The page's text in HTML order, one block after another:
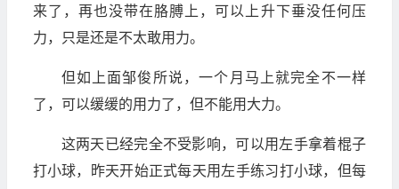
来了，再也没带在胳膊上，可以上升下垂没任何压
力，只是还是不太敢用力。
但如上面邹俊所说，一个月马上就完全不一样
了，可以缓缓的用力了，但不能用大力。
这两天已经完全不受影响，可以用左手拿着棍子
打小球，昨天开始正式每天用左手练习打小球，但每